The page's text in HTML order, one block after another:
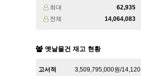
최대
62,935
전체
14,064,083
옛날물건 재고 현황
고서적
3,509,795,000원/14,120